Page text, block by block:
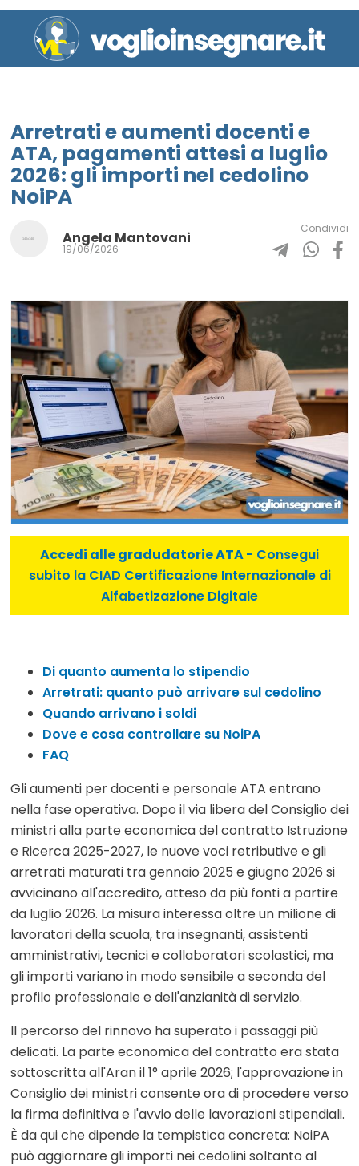
Arretrati e aumenti docenti e
ATA, pagamenti attesi a luglio
2026: gli importi nel cedolino
NoiPA
Angela Mantovani
19/06/2026
Condividi
Accedi alle gradudatorie ATA- Consegui
subito la CIAD Certificazione Internazionale di
Alfabetizazione Digitale
Di quanto aumenta lo stipendio
Arretrati: quanto può arrivare sul cedolino
Quando arrivano i soldi
Dove e cosa controllare su NoiPA
FAQ
Gli aumenti per docenti e personale ATA entrano
nella fase operativa. Dopo il via libera del Consiglio dei
ministri alla parte economica del contratto Istruzione
e Ricerca 2025-2027, le nuove voci retributive e gli
arretrati maturati tra gennaio 2025 e giugno 2026 si
avvicinano all'accredito, atteso da più fonti a partire
da luglio 2026. La misura interessa oltre un milione di
lavoratori della scuola, tra insegnanti, assistenti
amministrativi, tecnici e collaboratori scolastici, ma
gli importi variano in modo sensibile a seconda del
profilo professionale e dell'anzianità di servizio.
Il percorso del rinnovo ha superato i passaggi più
delicati. La parte economica del contratto era stata
sottoscritta all'Aran il 1° aprile 2026; l'approvazione in
Consiglio dei ministri consente ora di procedere verso
la firma definitiva e l'avvio delle lavorazioni stipendiali.
È da qui che dipende la tempistica concreta: NoiPA
può aggiornare gli importi nei cedolini soltanto al